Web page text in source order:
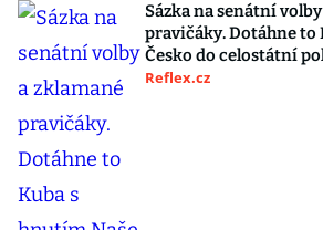
Sázka na senátní
pravičáky. Dotáhne to
Česko do celostátní
Reflex.cz